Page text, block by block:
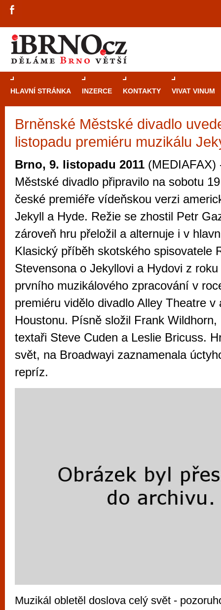
HLAVNÍ STRÁNKA INZERCE KONTAKTY VIVAT VINUM
Brněnské Městské divadlo
listopadu premiéru muzikálu
Brno, 9. listopadu 2011 (MEDIAFAX)
Městské divadlo připravilo na sobotu
české premiéře vídeňskou verzi
Jekyll a Hyde. Režie se zhostil Petr
zároveň hru přeložil a alternuje i v
Klasický příběh skotského spisovatele
Stevensona o Jekyllovi a Hydovi z
prvního muzikálového zpracování v
premiéru vidělo divadlo Alley Theatre v
Houstonu. Písně složil Frank Wildhorn,
textaři Steve Cuden a Leslie Bricuss.
svět, na Broadwayi zaznamenala
repríz.
Muzikál obletěl doslova celý svět -
Průvodce
Brně: Od
Brno je
zajímavé
restaurace,
Mimo jiné je ale také místem, kde si
vyzkoušet různé kasinové hry. V
metropoli naleznete širokou nabídku her
po moderní automaty jak pro pravidelné
příležitostné hráče. V...